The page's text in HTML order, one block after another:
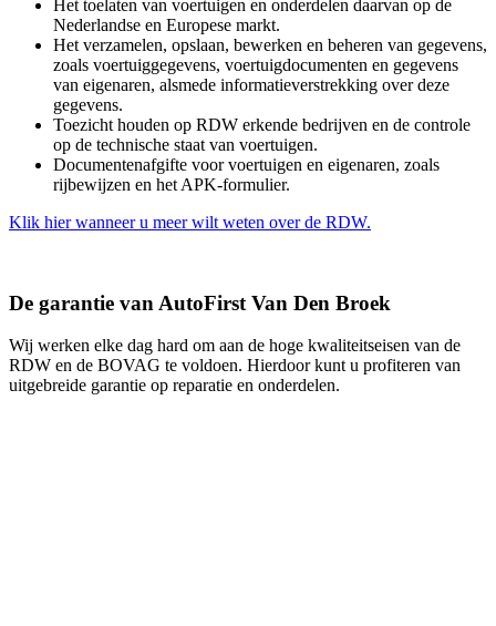
Het toelaten van voertuigen en onderdelen daarvan op de
Nederlandse en Europese markt.
Het verzamelen, opslaan, bewerken en beheren van gegevens,
zoals voertuiggegevens, voertuigdocumenten en gegevens
van eigenaren, alsmede informatieverstrekking over deze
gegevens.
Toezicht houden op RDW erkende bedrijven en de controle
op de technische staat van voertuigen.
Documentenafgifte voor voertuigen en eigenaren, zoals
rijbewijzen en het APK-formulier.
Klik hier wanneer u meer wilt weten over de RDW.
De garantie van AutoFirst Van Den Broek
Wij werken elke dag hard om aan de hoge kwaliteitseisen van de
RDW en de BOVAG te voldoen. Hierdoor kunt u profiteren van
uitgebreide garantie op reparatie en onderdelen.